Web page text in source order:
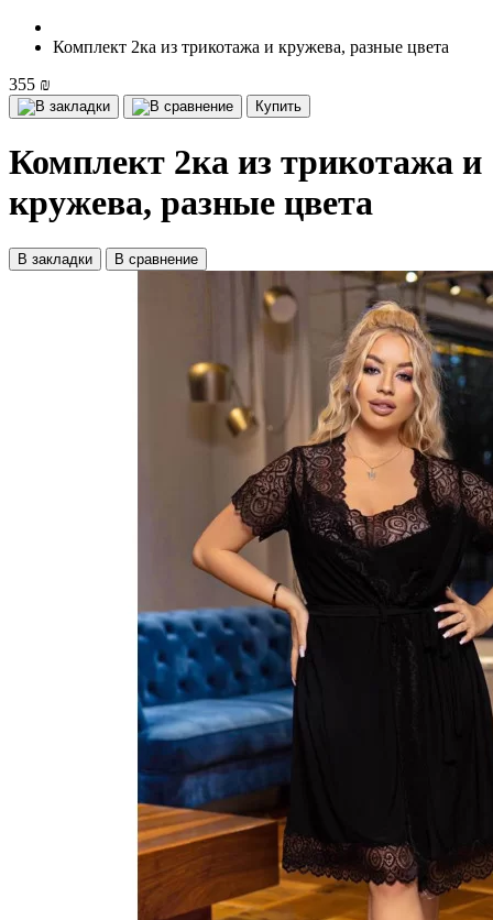
Комплект 2ка из трикотажа и кружева, разные цвета
355 ₪
Купить
Комплект 2ка из трикотажа и
кружева, разные цвета
В закладки В сравнение